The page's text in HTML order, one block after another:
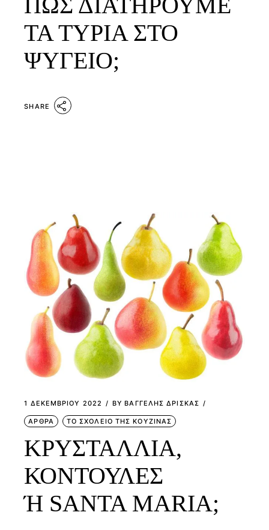
ΤΑ ΤΥΡΙΑ ΣΤΟ
ΨΥΓΕΙΟ;
SHARE
1 ΔΕΚΕΜΒΡΊΟΥ 2022 BY ΒΑΓΓΕΛΗΣ ΔΡΙΣΚΑΣ
ΑΡΘΡΑ ΤΟ ΣΧΟΛΕΙΟ ΤΗΣ ΚΟΥΖΙΝΑΣ
ΚΡΥΣΤΑΛΛΙΑ,
ΚΟΝΤΟΥΛΕΣ
Ή SANTA MARIA;